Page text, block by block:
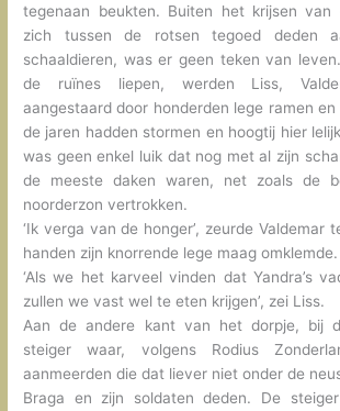
tegenaan beukten. Buiten het krijsen van
zich tussen de rotsen tegoed deden
schaaldieren, was er geen teken van
de ruïnes liepen, werden Liss,
aangestaard door honderden lege ramen
de jaren hadden stormen en hoogtij hier
was geen enkel luik dat nog met al zijn
de meeste daken waren, net zoals de
noorderzon vertrokken.
‘Ik verga van de honger’, zeurde Valdemar
handen zijn knorrende lege maag omklemde.
‘Als we het karveel vinden dat Yandra’s
zullen we vast wel te eten krijgen’, zei Liss.
Aan de andere kant van het dorpje, bij
steiger waar, volgens Rodius
aanmeerden die dat liever niet onder de
Braga en zijn soldaten deden. De